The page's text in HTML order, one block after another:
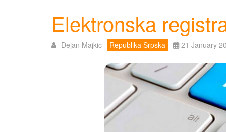
Elektronska
Dejan Majkic Republika Srpska 21 January